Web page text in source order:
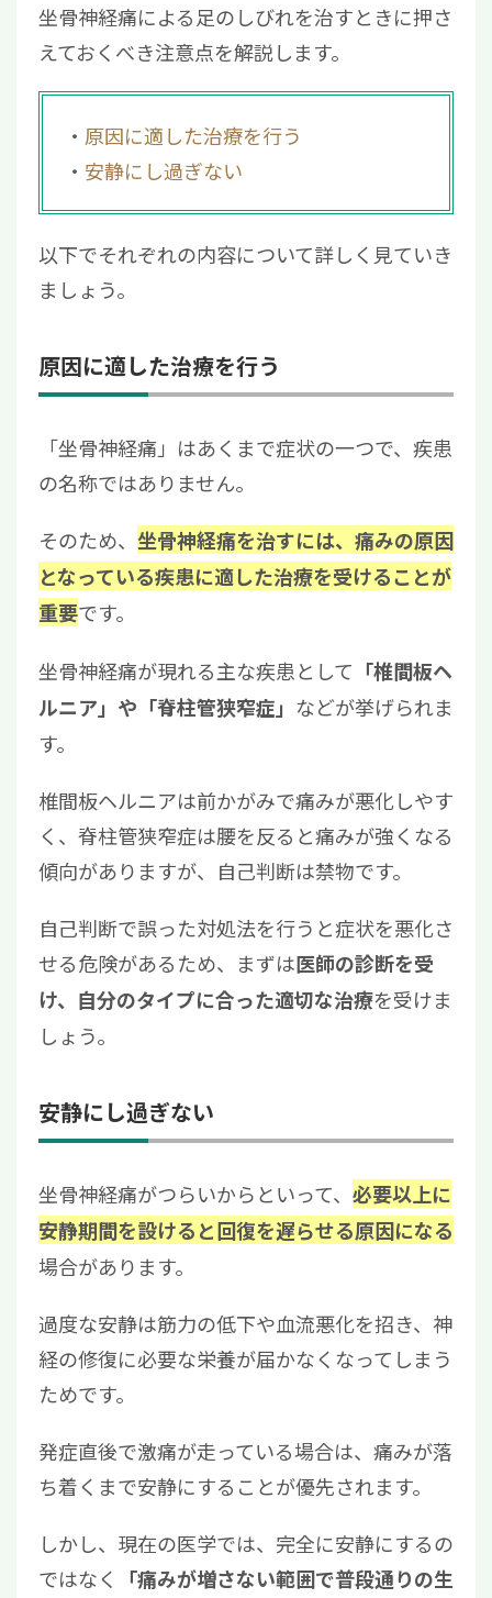
坐骨神経痛による足のしびれを治すときに押さ
えておくべき注意点を解説します。
原因に適した治療を行う
安静にし過ぎない
以下でそれぞれの内容について詳しく見ていき
ましょう。
原因に適した治療を行う
「坐骨神経痛」はあくまで症状の一つで、疾患
の名称ではありません。
そのため、 坐骨神経痛を治すには、痛みの原因
となっている疾患に適した治療を受けることが
重要です。
坐骨神経痛が現れる主な疾患として 「椎間板ヘ
ルニア」や「脊柱管狭窄症」 などが挙げられま
す。
椎間板ヘルニアは前かがみで痛みが悪化しやす
く、脊柱管狭窄症は腰を反ると痛みが強くなる
傾向がありますが、自己判断は禁物です。
自己判断で誤った対処法を行うと症状を悪化さ
せる危険があるため、まずは医師の診断を受
け、自分のタイプに合った適切な治療を受けま
しょう。
安静にし過ぎない
坐骨神経痛がつらいからといって、 必要以上に
安静期間を設けると回復を遅らせる原因になる
場合があります。
過度な安静は筋力の低下や血流悪化を招き、神
経の修復に必要な栄養が届かなくなってしまう
ためです。
発症直後で激痛が走っている場合は、痛みが落
ち着くまで安静にすることが優先されます。
しかし、現在の医学では、完全に安静にするの
ではなく
「痛みが増さない範囲で普段通りの生